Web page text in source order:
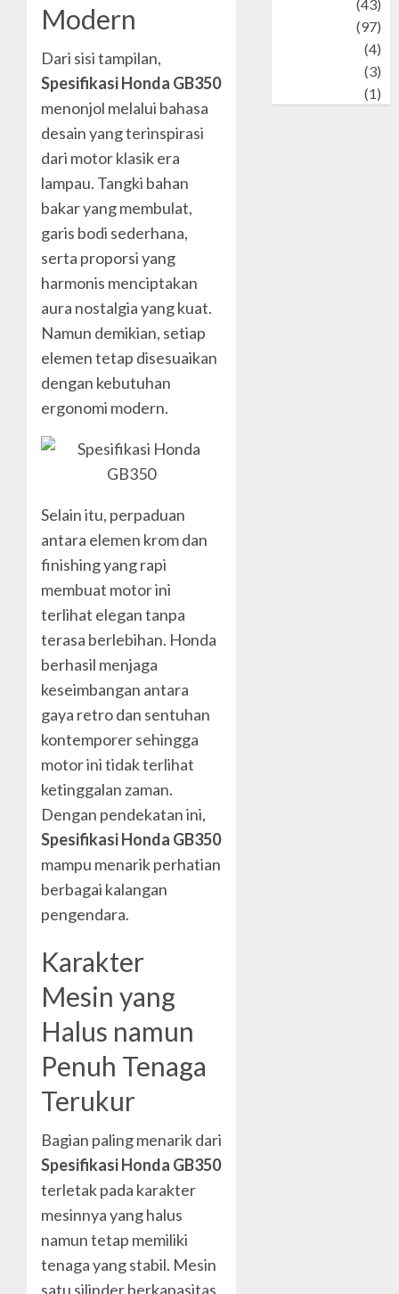
Modern
Dari sisi tampilan,
Spesifikasi Honda GB350
menonjol melalui bahasa
desain yang terinspirasi
dari motor klasik era
lampau. Tangki bahan
bakar yang membulat,
garis bodi sederhana,
serta proporsi yang
harmonis menciptakan
aura nostalgia yang kuat.
Namun demikian, setiap
elemen tetap disesuaikan
dengan kebutuhan
ergonomi modern.
Selain itu, perpaduan
antara elemen krom dan
finishing yang rapi
membuat motor ini
terlihat elegan tanpa
terasa berlebihan. Honda
berhasil menjaga
keseimbangan antara
gaya retro dan sentuhan
kontemporer sehingga
motor ini tidak terlihat
ketinggalan zaman.
Dengan pendekatan ini,
Spesifikasi Honda GB350
mampu menarik perhatian
berbagai kalangan
pengendara.
Karakter
Mesin yang
Halus namun
Penuh Tenaga
Terukur
Bagian paling menarik dari
Spesifikasi Honda GB350
terletak pada karakter
mesinnya yang halus
namun tetap memiliki
tenaga yang stabil. Mesin
satu silinder berkapasitas
(43)
(97)
(4)
(3)
(1)